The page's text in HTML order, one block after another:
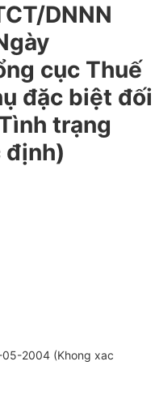
DNNN
cục Thuế
đặc biệt đối
trạng
định)
2004 (Khong xac